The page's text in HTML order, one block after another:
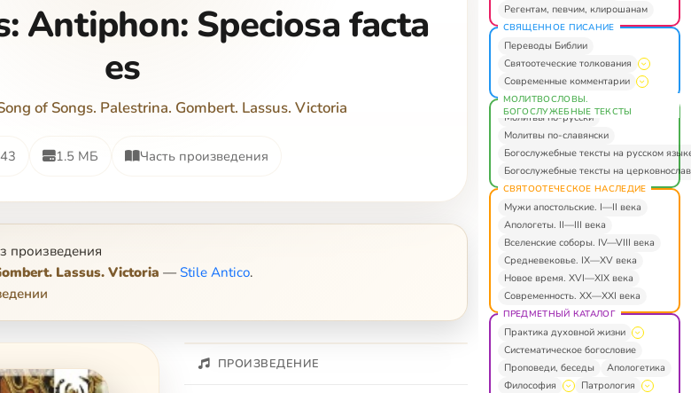
Antiphon: Speciosa facta
es
of Songs. Palestrina. Gombert. Lassus. Victoria
1.5 МБ Часть произведения
произведения
Lassus. Victoria — Stile Antico.
ПРОИЗВЕДЕНИЕ
Регентам, певчим, клирошанам
СВЯЩЕННОЕ ПИСАНИЕ
Переводы Библии
Святоотеческие толкования
Современные комментарии
МОЛИТВОСЛОВЫ.
БОГОСЛУЖЕБНЫЕ ТЕКСТЫ
Молитвы по-русски
Молитвы по-славянски
Богослужебные тексты на русском
Богослужебные тексты на
СВЯТООТЕЧЕСКОЕ НАСЛЕДИЕ
Мужи апостольские. I—II века
Апологеты. II—III века
Вселенские соборы. IV—VIII века
Средневековье. IX—XV века
Новое время. XVI—XIX века
Современность. XX—XXI века
ПРЕДМЕТНЫЙ КАТАЛОГ
Практика духовной жизни
Систематическое богословие
Проповеди, беседы
Апологетика
Философия
Патрология